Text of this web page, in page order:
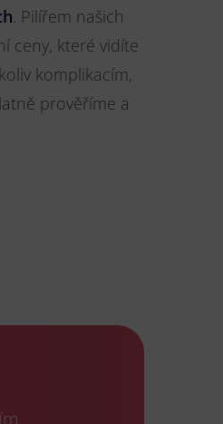
. Pilířem našich
ceny, které vidíte
komplikacím,
prověříme a